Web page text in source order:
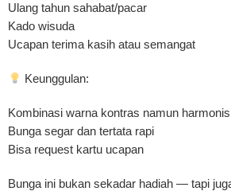
Ulang tahun sahabat/pacar
Kado wisuda
Ucapan terima kasih atau semangat
Keunggulan:
Kombinasi warna kontras namun harmonis
Bunga segar dan tertata rapi
Bisa request kartu ucapan
Bunga ini bukan sekadar hadiah — tapi